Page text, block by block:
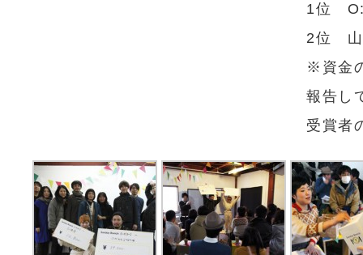
1位
2位 山
※資金
報告し
受賞者